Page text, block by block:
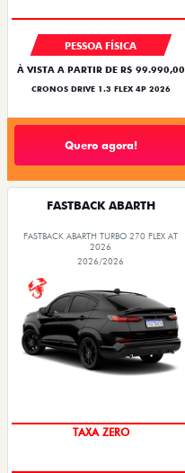
PESSOA FÍSICA
À VISTA A PARTIR DE R$ 99.990,00
CRONOS DRIVE 1.3 FLEX 4P 2026
Quero agora!
FASTBACK ABARTH
FASTBACK ABARTH TURBO 270 FLEX AT
2026
2026/2026
TAXA ZERO